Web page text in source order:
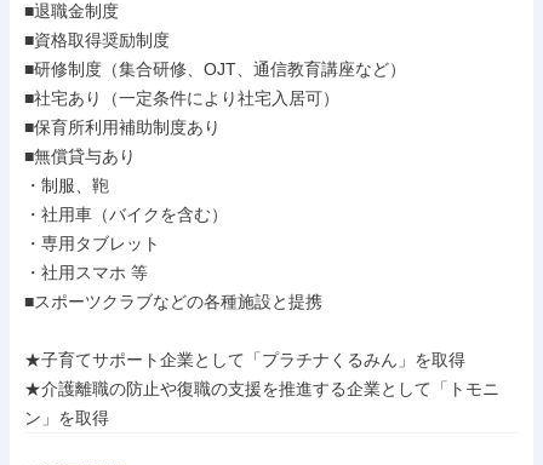
■退職金制度
■資格取得奨励制度
■研修制度（集合研修、OJT、通信教育講座など）
■社宅あり（一定条件により社宅入居可）
■保育所利用補助制度あり
■無償貸与あり
・制服、鞄
・社用車（バイクを含む）
・専用タブレット
・社用スマホ 等
■スポーツクラブなどの各種施設と提携
★子育てサポート企業として「プラチナくるみん」を取得
★介護離職の防止や復職の支援を推進する企業として「トモニ
ン」を取得